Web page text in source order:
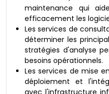
maintenance qui
efficacement les
Les services de
déterminer les
stratégies d'analyse
besoins opérationnels.
Les services de mise
déploiement et
avec l'infrastructure